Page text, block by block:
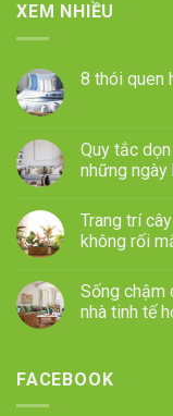
XEM NHIỀU
8 thói quen
Quy tắc
những
Trang trí
không rối
Sống chậm
nhà tinh tế
FACEBOOK